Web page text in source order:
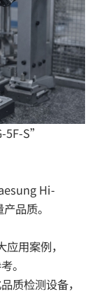
S”
Hi-
品质。
用案例，
。
质检测设备，